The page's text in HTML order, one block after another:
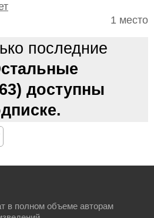
1 место
последние
доступны
в полном объеме авторам